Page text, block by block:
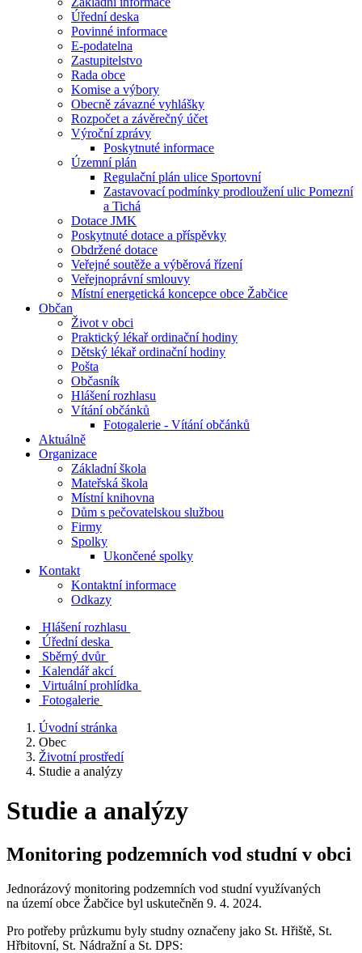
Úřední deska
Povinné informace
E-podatelna
Zastupitelstvo
Rada obce
Komise a výbory
Obecně závazné vyhlášky
Rozpočet a závěrečný účet
Výroční zprávy
Poskytnuté informace
Územní plán
Regulační plán ulice Sportovní
Zastavovací podmínky prodloužení ulic Pomezní
a Tichá
Dotace JMK
Poskytnuté dotace a příspěvky
Obdržené dotace
Veřejné soutěže a výběrová řízení
Veřejnoprávní smlouvy
Místní energetická koncepce obce Žabčice
Občan
Život v obci
Praktický lékař ordinační hodiny
Dětský lékař ordinační hodiny
Pošta
Občasník
Hlášení rozhlasu
Vítání občánků
Fotogalerie - Vítání občánků
Aktuálně
Organizace
Základní škola
Mateřská škola
Místní knihovna
Dům s pečovatelskou službou
Firmy
Spolky
Ukončené spolky
Kontakt
Kontaktní informace
Odkazy
Hlášení rozhlasu
Úřední deska
Sběrný dvůr
Kalendář akcí
Virtuální prohlídka
Fotogalerie
Úvodní stránka
Obec
Životní prostředí
Studie a analýzy
Studie a analýzy
Monitoring podzemních vod studní v obci
Jednorázový monitoring podzemních vod studní využívaných
na území obce Žabčice byl uskutečněn 9. 4. 2024.
Pro potřeby průzkumu byly studny označeny jako St. Hřiště, St.
Hřbitovní, St. Nádražní a St. DPS: